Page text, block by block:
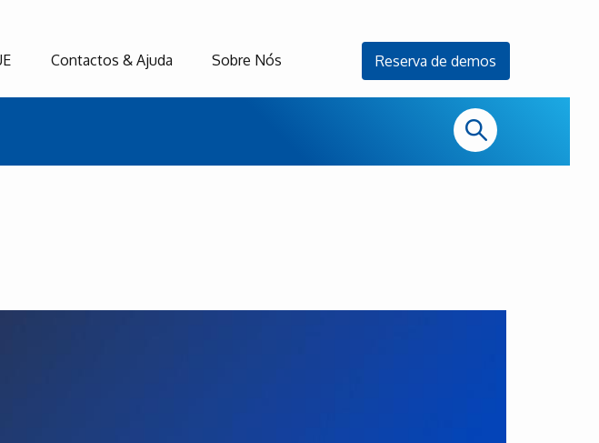
Contactos & Ajuda Sobre Nós Reserva de demos